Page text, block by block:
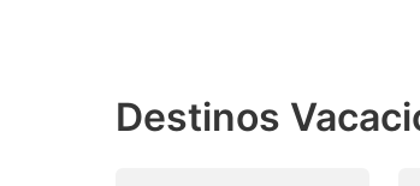
Destinos